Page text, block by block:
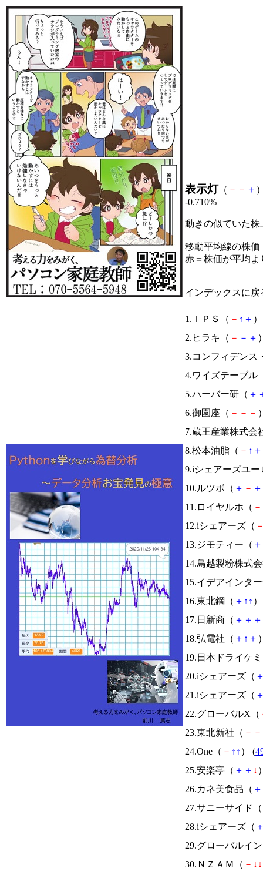
表示灯 （ － － ＋
-0.710%
動きの似ていた
移動平均線の株価
赤＝株価が平均
インデックスに戻
1.ＩＰＳ（ － ↑ ＋
2.ヒラキ（ － － ＋
3.コンフィデンス
4.ワイズテーブル
5.ハーバー研（ ＋
6.御園座（ － － －
7.蔵王産業株式会
8.松本油脂（ － ↑ ＋
9.iシェアーズユ
10.ルツボ（ ＋ － ＋
11.ロイヤルホ（ －
12.iシェアーズ（
13.ジモティー（ ＋
14.鳥越製粉株式
15.イデアインタ
16.東北鋼（ ＋ ↑ ↑
17.日新商（ ＋ ＋ ＋
18.弘電社（ ＋ ↑ ＋
19.日本ドライケ
20.iシェアーズ（
21.iシェアーズ（
22.グローバルX（
23.東北新社（ － －
24.One（ － ↑ ↑ ） (
25.安楽亭（ ＋ ＋ ↓
26.カネ美食品（ ＋
27.サニーサイド（
28.iシェアーズ（
29.グローバルイ
30.ＮＺＡＭ（ － ↓ ↓